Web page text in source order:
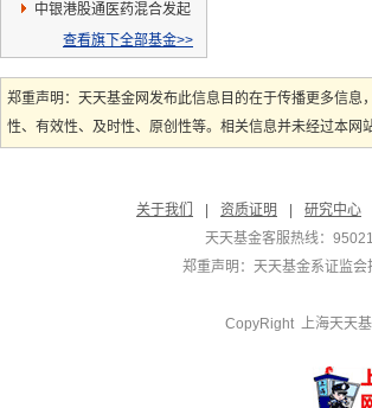
C
中银港股通医药混合发起
查看旗下全部基金>>
郑重声明：天天基金网发布此信息目的在于传播更多信
性、有效性、及时性、原创性等。相关信息并未经过本
关于我们
资质证明 研究中心
天天基金客服热线：95021
郑重声明： 天天基金系证监
CopyRight 上海天天